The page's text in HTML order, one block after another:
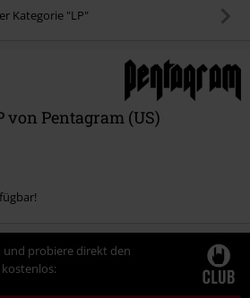
Kategorie "LP"
von Pentagram (US)
und probiere direkt den
kostenlos: